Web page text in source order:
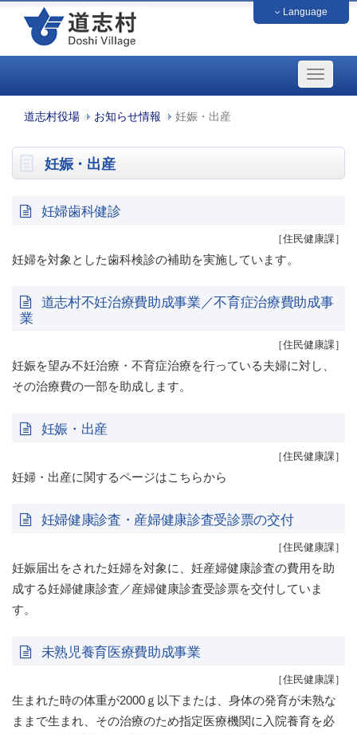
Language
道志村役場 お知らせ情報 妊娠・出産
妊娠・出産
妊婦歯科健診
［住民健康課］
妊婦を対象とした歯科検診の補助を実施しています。
道志村不妊治療費助成事業／不育症治療費助成事
業
［住民健康課］
妊娠を望み不妊治療・不育症治療を行っている夫婦に対し、
その治療費の一部を助成します。
妊娠・出産
［住民健康課］
妊婦・出産に関するページはこちらから
妊婦健康診査・産婦健康診査受診票の交付
［住民健康課］
妊娠届出をされた妊婦を対象に、妊産婦健康診査の費用を助
成する妊婦健康診査／産婦健康診査受診票を交付していま
す。
未熟児養育医療費助成事業
［住民健康課］
生まれた時の体重が2000ｇ以下または、身体の発育が未熟な
ままで生まれ、その治療のため指定医療機関に入院養育を必